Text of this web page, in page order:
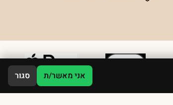
אני מאשר/ת סגור